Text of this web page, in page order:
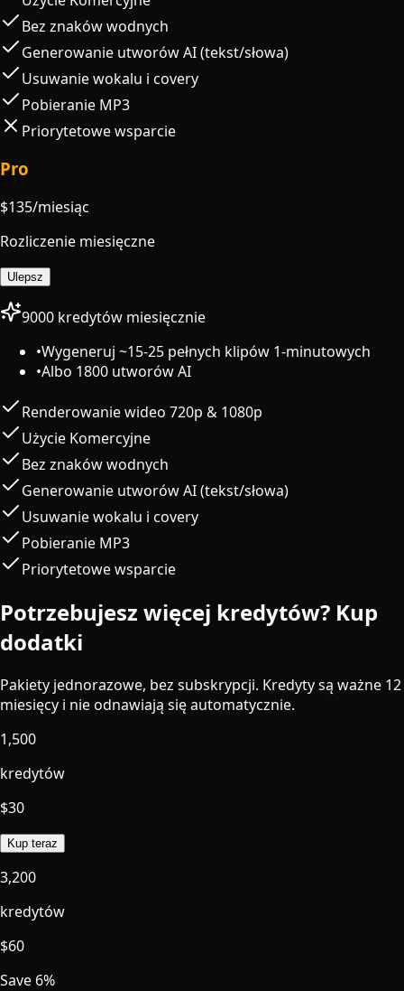
Bez znaków wodnych
Generowanie utworów AI (tekst/słowa)
Usuwanie wokalu i covery
Pobieranie MP3
Priorytetowe wsparcie
Pro
$135/miesiąc
Rozliczenie miesięczne
Ulepsz
9000 kredytów miesięcznie
•Wygeneruj ~15-25 pełnych klipów 1-minutowych
•Albo 1800 utworów AI
Renderowanie wideo 720p & 1080p
Użycie Komercyjne
Bez znaków wodnych
Generowanie utworów AI (tekst/słowa)
Usuwanie wokalu i covery
Pobieranie MP3
Priorytetowe wsparcie
Potrzebujesz więcej kredytów? Kup
dodatki
Pakiety jednorazowe, bez subskrypcji. Kredyty są ważne 12
miesięcy i nie odnawiają się automatycznie.
1,500
kredytów
$30
Kup teraz
3,200
kredytów
$60
Save 6%